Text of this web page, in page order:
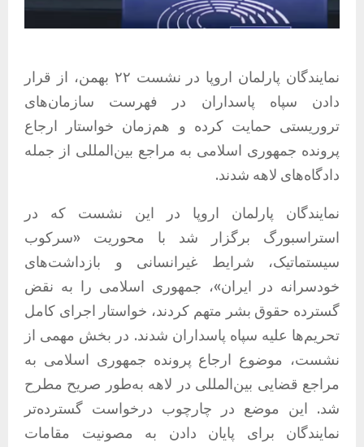
نمایندگان پارلمان اروپا در نشست ۲۲ بهمن، از قرار
دادن سپاه پاسداران در فهرست سازمان‌های
تروریستی حمایت کرده و هم‌زمان خواستار ارجاع
پرونده جمهوری اسلامی به مراجع بین‌المللی از جمله
دادگاه‌های لاهه شدند.
نمایندگان پارلمان اروپا در این نشست که در
استراسبورگ برگزار شد با محوریت «سرکوب
سیستماتیک، شرایط غیرانسانی و بازداشت‌های
خودسرانه در ایران»، جمهوری اسلامی را به نقض
گسترده حقوق بشر متهم کردند، خواستار اجرای کامل
تحریم‌ها علیه سپاه پاسداران شدند. در بخش مهمی از
نشست، موضوع ارجاع پرونده جمهوری اسلامی به
مراجع قضایی بین‌المللی در لاهه به‌طور صریح مطرح
شد. این موضع در چارچوب درخواست گسترده‌تر
نمایندگان برای پایان دادن به مصونیت مقامات